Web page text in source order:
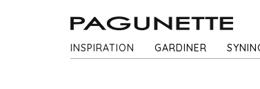
INSPIRATION GARDINER